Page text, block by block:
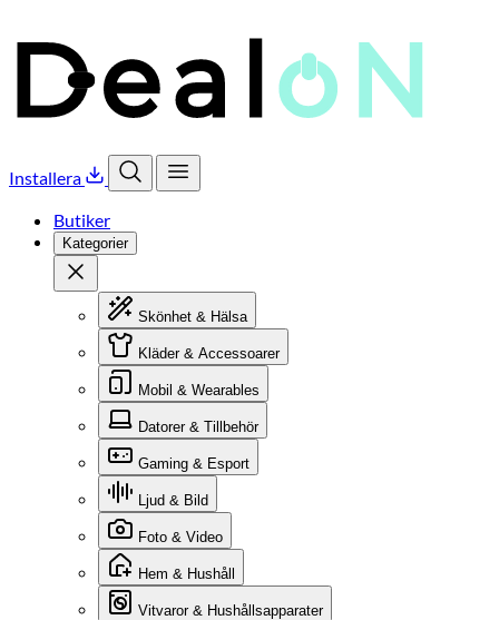
Installera
Öppna sökÖppna meny
Butiker
Kategorier
Stäng
Skönhet & Hälsa
Kläder & Accessoarer
Mobil & Wearables
Datorer & Tillbehör
Gaming & Esport
Ljud & Bild
Foto & Video
Hem & Hushåll
Vitvaror & Hushållsapparater